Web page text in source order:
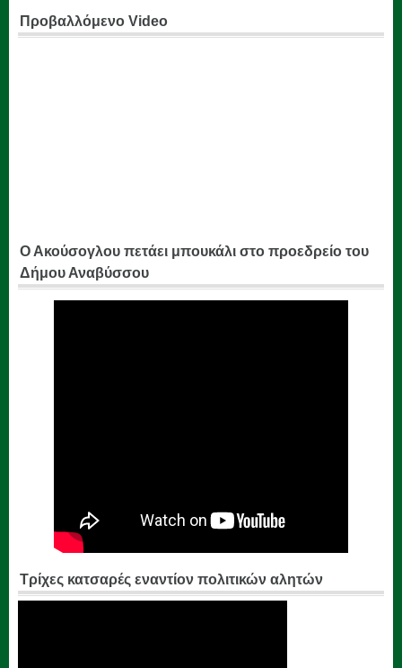
Προβαλλόμενο Video
Ο Ακούσογλου πετάει μπουκάλι στο προεδρείο του
Δήμου Αναβύσσου
Τρίχες κατσαρές εναντίον πολιτικών αλητών